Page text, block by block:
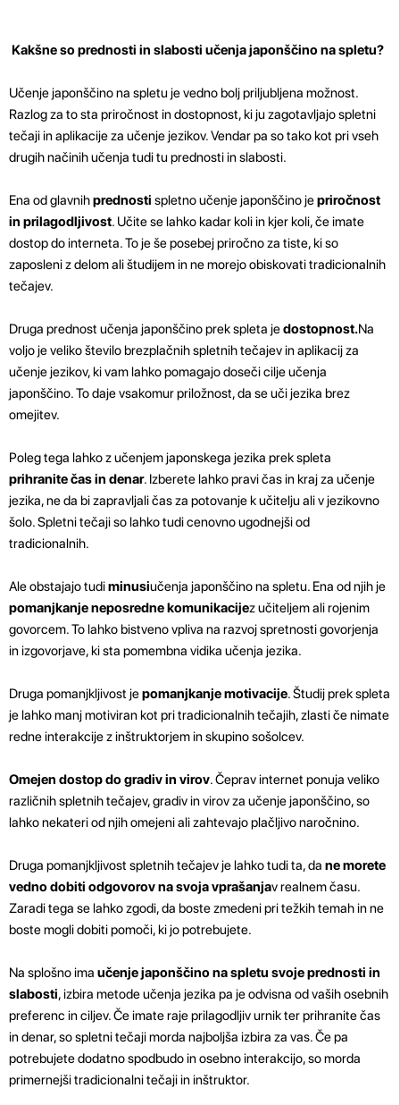
Kakšne so prednosti in slabosti učenja japonščino na spletu?
Učenje japonščino na spletu je vedno bolj priljubljena možnost.
Razlog za to sta priročnost in dostopnost, ki ju zagotavljajo spletni
tečaji in aplikacije za učenje jezikov. Vendar pa so tako kot pri vseh
drugih načinih učenja tudi tu prednosti in slabosti.
Ena od glavnihprednosti spletno učenje japonščino jepriročnost
in prilagodljivost. Učite se lahko kadar koli in kjer koli, če imate
dostop do interneta. To je še posebej priročno za tiste, ki so
zaposleni z delom ali študijem in ne morejo obiskovati tradicionalnih
tečajev.
Druga prednost učenja japonščino prek spleta jedostopnost.Na
voljo je veliko število brezplačnih spletnih tečajev in aplikacij za
učenje jezikov, ki vam lahko pomagajo doseči cilje učenja
japonščino. To daje vsakomur priložnost, da se uči jezika brez
omejitev.
Poleg tega lahko z učenjem japonskega jezika prek spleta
prihranite čas in denar. Izberete lahko pravi čas in kraj za učenje
jezika, ne da bi zapravljali čas za potovanje k učitelju ali v jezikovno
šolo. Spletni tečaji so lahko tudi cenovno ugodnejši od
tradicionalnih.
Ale obstajajo tudiminusiučenja japonščino na spletu. Ena od njih je
pomanjkanje neposredne komunikacijez učiteljem ali rojenim
govorcem. To lahko bistveno vpliva na razvoj spretnosti govorjenja
in izgovorjave, ki sta pomembna vidika učenja jezika.
Druga pomanjkljivost jepomanjkanje motivacije. Študij prek spleta
je lahko manj motiviran kot pri tradicionalnih tečajih, zlasti če nimate
redne interakcije z inštruktorjem in skupino sošolcev.
Omejen dostop do gradiv in virov. Čeprav internet ponuja veliko
različnih spletnih tečajev, gradiv in virov za učenje japonščino, so
lahko nekateri od njih omejeni ali zahtevajo plačljivo naročnino.
Druga pomanjkljivost spletnih tečajev je lahko tudi ta, da ne morete
vedno dobiti odgovorov na svoja vprašanjav realnem času.
Zaradi tega se lahko zgodi, da boste zmedeni pri težkih temah in ne
boste mogli dobiti pomoči, ki jo potrebujete.
Na splošno ima učenje japonščino na spletu svoje prednosti in
slabosti, izbira metode učenja jezika pa je odvisna od vaših osebnih
preferenc in ciljev. Če imate raje prilagodljiv urnik ter prihranite čas
in denar, so spletni tečaji morda najboljša izbira za vas. Če pa
potrebujete dodatno spodbudo in osebno interakcijo, so morda
primernejši tradicionalni tečaji in inštruktor.